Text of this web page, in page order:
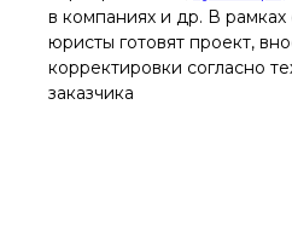
в компаниях и др. В рамках
юристы готовят проект,
корректировки согласно
заказчика